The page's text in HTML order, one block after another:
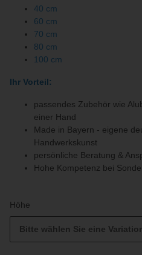
40 cm
60 cm
70 cm
80 cm
100 cm
Ihr Vorteil:
passendes Zubehör wie
einer Hand
Made in Bayern - eigene
Handwerkskunst
persönliche Beratung &
Hohe Kompetenz bei
Höhe
Bitte wählen Sie eine